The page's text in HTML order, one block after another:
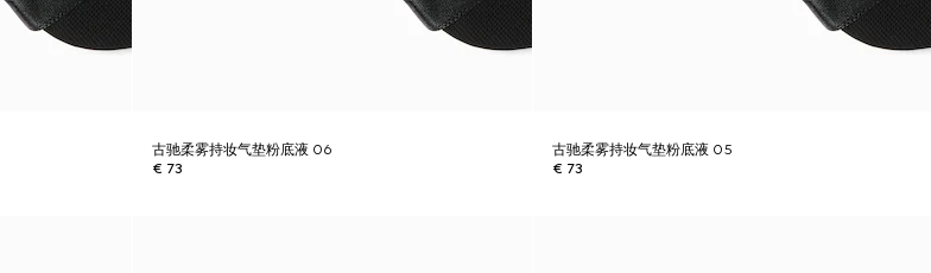
古驰柔雾持妆气垫粉底液 06
€ 73
古驰柔雾持妆气垫粉底液 05
€ 73